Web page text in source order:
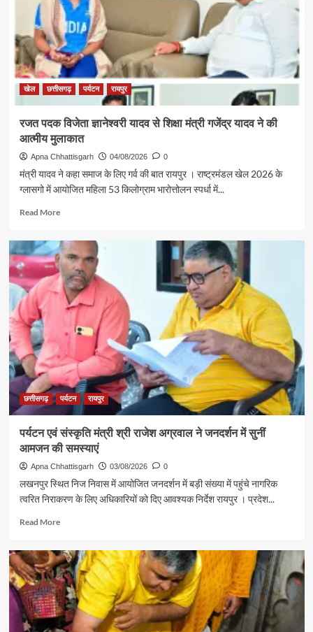
खेल छत्तीसगढ़ पर्यटन रायपुर
रजत पदक विजेता ज्ञानेश्वरी यादव से शिक्षा मंत्री गजेंद्र यादव ने की
आत्मीय मुलाकात
Apna Chhattisgarh 04/08/2026 0
मंत्री यादव ने कहा समाज के लिए गर्व की बात रायपुर । राष्ट्रमंडल खेल 2026 के
ग्लासगो में आयोजित महिला 53 किलोग्राम भारोत्तोलन स्पर्धा में...
Read MoreRead
रजत
पदक
विजेता
ज्ञानेश्वरी
यादव
मंत्री
गजेंद्र
यादव
ने
की
छत्तीसगढ़ पर्यटन रायपुर
पर्यटन एवं संस्कृति मंत्री श्री राजेश अग्रवाल ने जनदर्शन में सुनीं
आमजन की समस्याएं
Apna Chhattisgarh 03/08/2026 0
लखनपुर स्थित निज निवास में आयोजित जनदर्शन में बड़ी संख्या में पहुंचे नागरिक
त्वरित निराकरण के लिए अधिकारियों को दिए आवश्यक निर्देश रायपुर । प्रदेश...
Read MoreRead
पर्यटन
एवं
संस्कृति
मंत्री
श्री
राजेश